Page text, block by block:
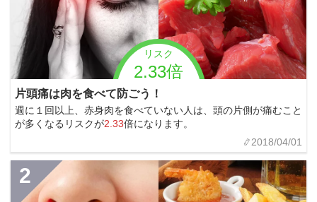
リスク
2.33倍
片頭痛は肉を食べて防ごう！
週に１回以上、赤身肉を食べていない人は、頭の片側が痛むこと
が多くなるリスクが2.33倍になります。
2018/04/01
2